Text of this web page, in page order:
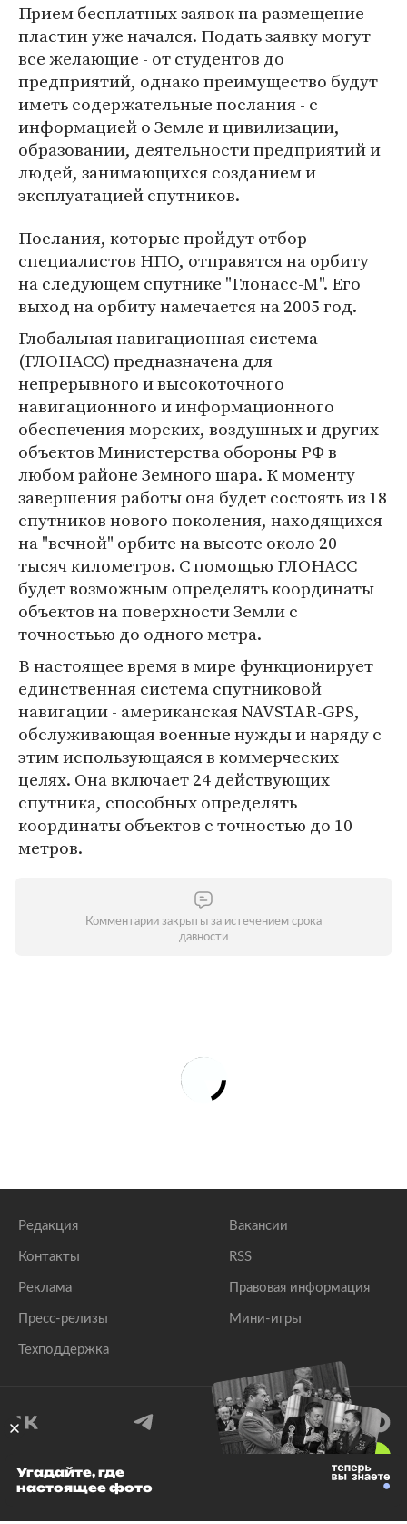
Прием бесплатных заявок на размещение
пластин уже начался. Подать заявку могут
все желающие - от студентов до
предприятий, однако преимущество будут
иметь содержательные послания - с
информацией о Земле и цивилизации,
образовании, деятельности предприятий и
людей, занимающихся созданием и
эксплуатацией спутников.
Послания, которые пройдут отбор
специалистов НПО, отправятся на орбиту
на следующем спутнике "Глонасс-М". Его
выход на орбиту намечается на 2005 год.
Глобальная навигационная система
(ГЛОНАСС) предназначена для
непрерывного и высокоточного
навигационного и информационного
обеспечения морских, воздушных и других
объектов Министерства обороны РФ в
любом районе Земного шара. К моменту
завершения работы она будет состоять из 18
спутников нового поколения, находящихся
на "вечной" орбите на высоте около 20
тысяч километров. С помощью ГЛОНАСС
будет возможным определять координаты
объектов на поверхности Земли с
точностьью до одного метра.
В настоящее время в мире функционирует
единственная система спутниковой
навигации - американская NAVSTAR-GPS,
обслуживающая военные нужды и наряду с
этим использующаяся в коммерческих
целях. Она включает 24 действующих
спутника, способных определять
координаты объектов с точностью до 10
метров.
Комментарии закрыты за истечением срока
давности
Редакция
Контакты
Реклама
Пресс-релизы
Техподдержка
Вакансии
RSS
Правовая информация
Мини-игры
© 1999–2026 Все права защищены.
Угадайте, где
настоящее фото